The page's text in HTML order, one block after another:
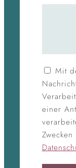
Mit
einer